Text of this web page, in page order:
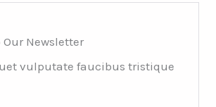
Newsletter
vulputate faucibus tristique